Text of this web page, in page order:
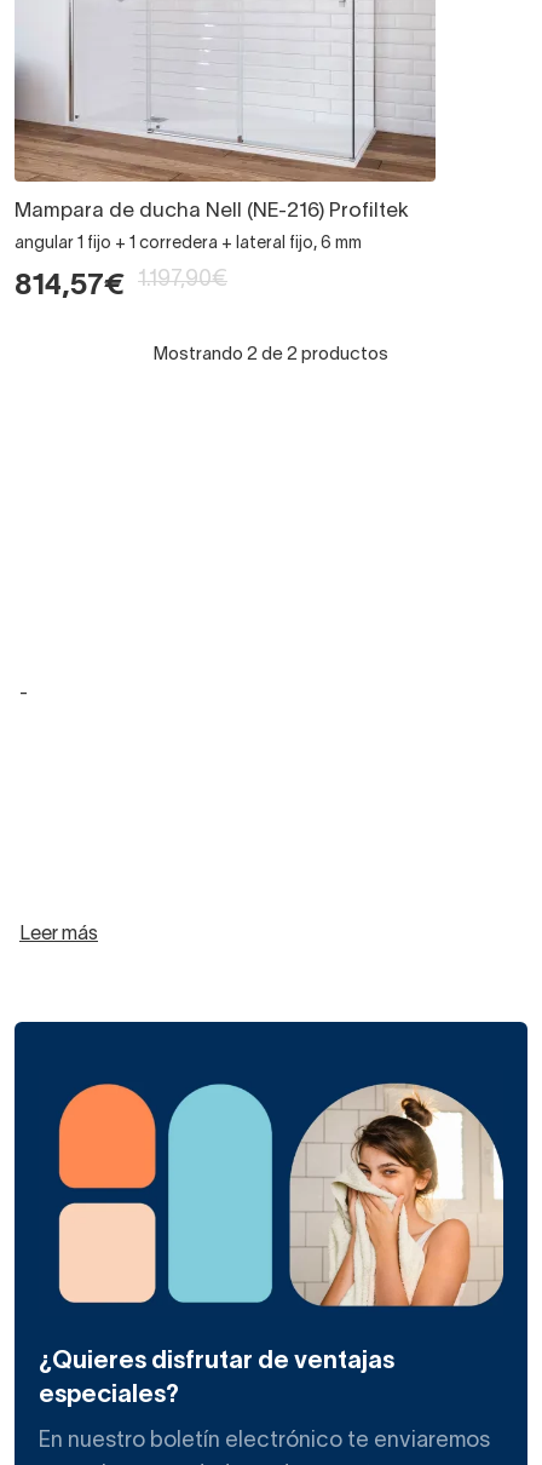
Mampara de ducha Nell (NE-216) Profiltek
angular 1 fijo + 1 corredera + lateral fijo, 6 mm
814,57€ 1.197,90€
Mostrando 2 de 2 productos
-
Leer más
¿Quieres disfrutar de ventajas
especiales?
En nuestro boletín electrónico te enviaremos